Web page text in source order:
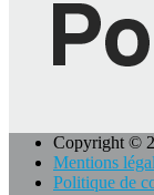
Copyright ©
Mentions
Politique de